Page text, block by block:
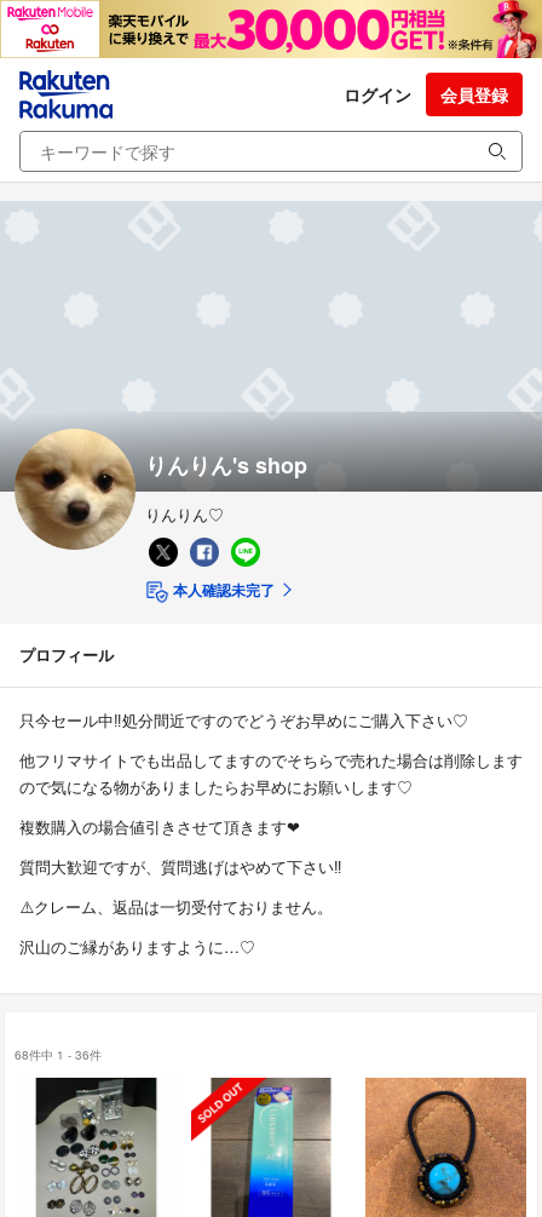
ログイン 会員登録
りんりん's shop
りんりん♡
本人確認未完了
プロフィール
只今セール中‼︎処分間近ですのでどうぞお早めにご購入下さい♡
他フリマサイトでも出品してますのでそちらで売れた場合は削除します
ので気になる物がありましたらお早めにお願いします♡
複数購入の場合値引きさせて頂きます❤︎
質問大歓迎ですが、質問逃げはやめて下さい‼︎
⚠️クレーム、返品は一切受付ておりません。
沢山のご縁がありますように…♡
68件中 1 - 36件